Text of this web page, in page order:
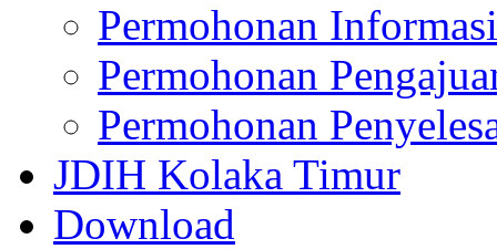
Permohonan
Permohonan
Permohonan
JDIH Kolaka Timur
Download